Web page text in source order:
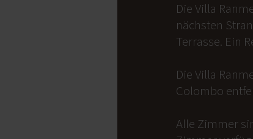
Die Villa
nächsten
Terrasse. Ein
Die Villa
Colombo
Alle Zimmer